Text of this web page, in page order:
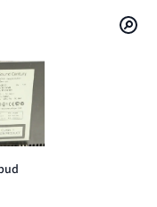
BANG & OLUFSEN
BEOSOUND CENTURY,
BILD 3 AV STEREO,